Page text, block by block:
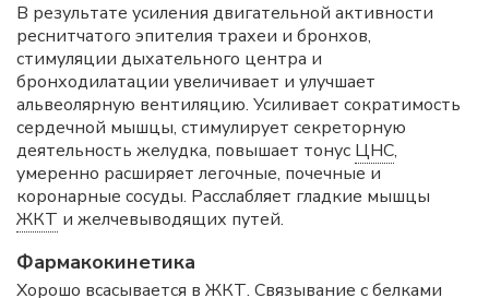
В результате усиления двигательной активности
реснитчатого эпителия трахеи и бронхов,
стимуляции дыхательного центра и
бронходилатации увеличивает и улучшает
альвеолярную вентиляцию. Усиливает сократимость
сердечной мышцы, стимулирует секреторную
деятельность желудка, повышает тонус ЦНС,
умеренно расширяет легочные, почечные и
коронарные сосуды. Расслабляет гладкие мышцы
ЖКТ и желчевыводящих путей.
Фармакокинетика
Хорошо всасывается в ЖКТ. Связывание с белками